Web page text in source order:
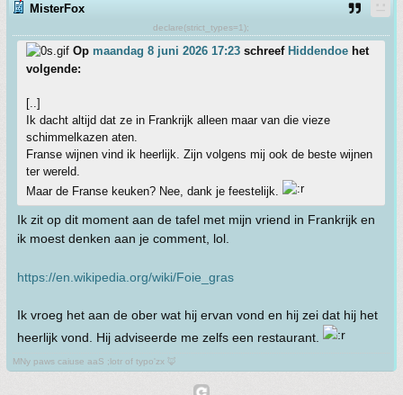
MisterFox
declare(strict_types=1);
Op maandag 8 juni 2026 17:23 schreef Hiddendoe het
volgende:
[..]
Ik dacht altijd dat ze in Frankrijk alleen maar van die vieze
schimmelkazen aten.
Franse wijnen vind ik heerlijk. Zijn volgens mij ook de beste wijnen
ter wereld.
Maar de Franse keuken? Nee, dank je feestelijk.
Ik zit op dit moment aan de tafel met mijn vriend in Frankrijk en
ik moest denken aan je comment, lol.
https://en.wikipedia.org/wiki/Foie_gras
Ik vroeg het aan de ober wat hij ervan vond en hij zei dat hij het
heerlijk vond. Hij adviseerde me zelfs een restaurant.
MNy paws caiuse aaS ;lotr of typo'zx 🦊